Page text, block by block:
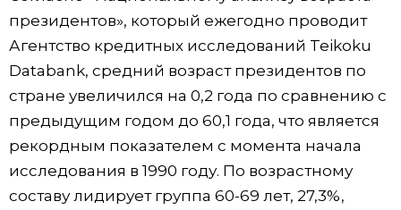
Токио
От редакции
президентов», который ежегодно проводит
Агентство кредитных исследований Teikoku
Databank, средний возраст президентов по
стране увеличился на 0,2 года по сравнению с
предыдущим годом до 60,1 года, что является
рекордным показателем с момента начала
исследования в 1990 году. По возрастному
составу лидирует группа 60-69 лет, 27,3%,